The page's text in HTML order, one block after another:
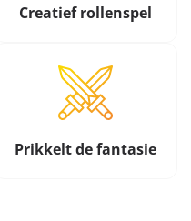
Creatief rollenspel
Prikkelt de fantasie